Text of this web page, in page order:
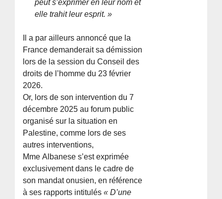
peut s’exprimer en leur nom et
elle trahit leur esprit. »
Il a par ailleurs annoncé que la
France demanderait sa démission
lors de la session du Conseil des
droits de l’homme du 23 février
2026.
Or, lors de son intervention du 7
décembre 2025 au forum public
organisé sur la situation en
Palestine, comme lors de ses
autres interventions,
Mme Albanese s’est exprimée
exclusivement dans le cadre de
son mandat onusien, en référence
à ses rapports intitulés« D’une